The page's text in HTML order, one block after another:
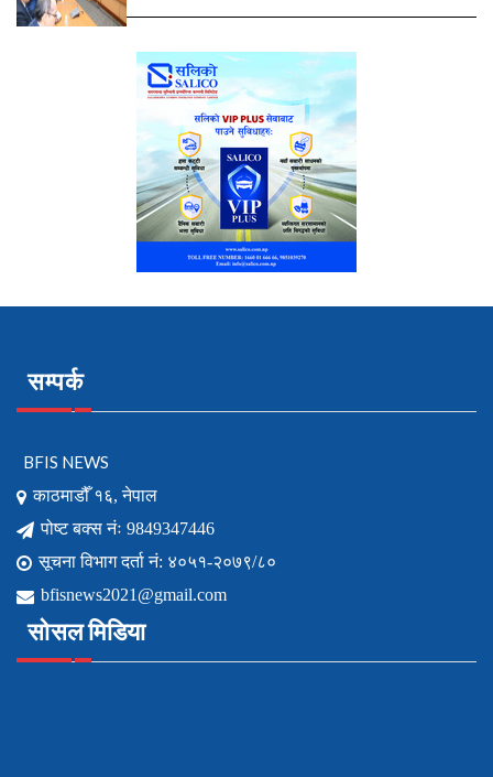
सम्पर्क
BFIS NEWS
काठमाडौँ १६, नेपाल
पोष्ट बक्स नंः 9849347446
सूचना विभाग दर्ता नं: ४०५१-२०७९/८०
bfisnews2021@gmail.com
सोसल मिडिया